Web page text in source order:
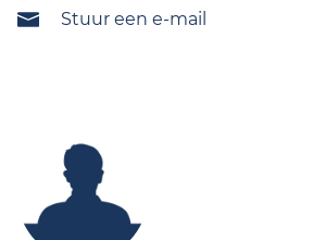
Stuur een e-mail